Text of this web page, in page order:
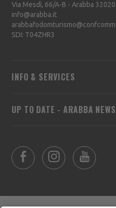
UP TO DATE - ARABBA
Via Mesdì, 66/A-B - Arabba 32020
info@arabba.it
SDI: T04ZHR3
INFO & SERVICES